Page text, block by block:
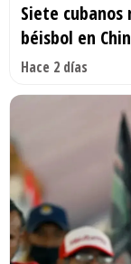
Siete
béisbol en
Hace 2 días